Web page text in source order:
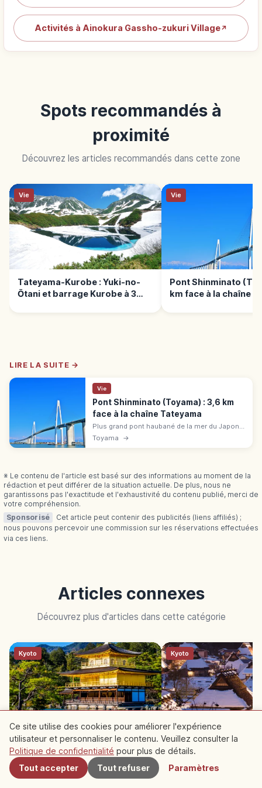
Activités à Ainokura Gassho-zukuri Village↗
Spots recommandés à
proximité
Découvrez les articles recommandés dans cette zone
Vie
Tateyama-Kurobe : Yuki-no-
Ōtani et barrage Kurobe à 3
Vie
Pont Shinminato
km face à la chaîne
LIRE LA SUITE →
Vie
Pont Shinminato (Toyama) : 3,6 km
face à la chaîne Tateyama
Plus grand pont haubané de la mer du Japon
(3,6 km, travée 600 m), 2012. Route au-
dessus, promenade Ainokaze couverte
Toyama →
※ Le contenu de l'article est basé sur des informations au moment de la
rédaction et peut différer de la situation actuelle. De plus, nous ne
garantissons pas l'exactitude et l'exhaustivité du contenu publié, merci de
votre compréhension.
Sponsorisé
Cet article peut contenir des publicités (liens affiliés) ;
nous pouvons percevoir une commission sur les réservations effectuées
via ces liens.
Articles connexes
Découvrez plus d'articles dans cette catégorie
Kyoto
Kinkaku-ji à Kyoto : pavillon
doré, étang miroir et accès
Kyoto
Miyama Kyoto :
de chaume Kayabuki
À proximité
Ce site utilise des cookies pour améliorer l'expérience
utilisateur et personnaliser le contenu. Veuillez consulter la
Politique de confidentialité pour plus de détails.
Tout accepter
Tout refuser Paramètres